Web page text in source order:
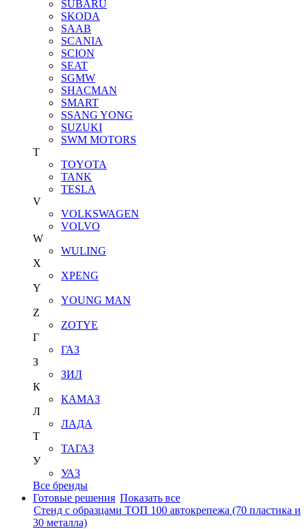
SUBARU
SKODA
SAAB
SCANIA
SCION
SEAT
SGMW
SHACMAN
SMART
SSANG YONG
SUZUKI
SWM MOTORS
T
TOYOTA
TANK
TESLA
V
VOLKSWAGEN
VOLVO
W
WULING
X
XPENG
Y
YOUNG MAN
Z
ZOTYE
Г
ГАЗ
З
ЗИЛ
К
КАМАЗ
Л
ЛАДА
Т
ТАГАЗ
У
УАЗ
Все бренды
Готовые решения Показать все
Стенд с образцами ТОП 100 автокрепежа (70 пластика и
30 металла)